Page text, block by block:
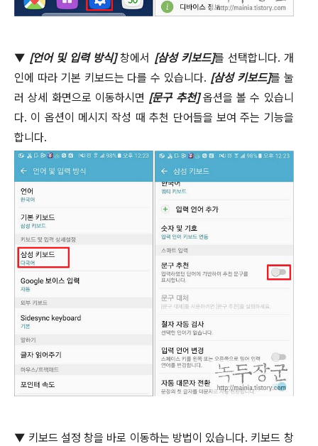
▼ [언어 및 입력 방식] 창에서 [삼성 키보드]를 선택합니다. 개
인에 따라 기본 키보드는 다를 수 있습니다. [삼성 키보드]를 눌
러 상세 화면으로 이동하시면 [문구 추천] 옵션을 볼 수 있습니
다. 이 옵션이 메시지 작성 때 추천 단어들을 보여 주는 기능을
합니다.
▼ 키보드 설정 창을 바로 이동하는 방법이 있습니다. 키보드 창